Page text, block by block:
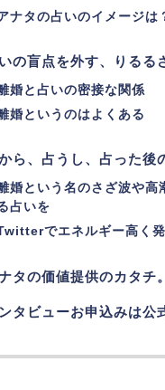
ナタの占いのイメージは
の盲点を外す、りるる
婚と占いの密接な関係
婚というのはよくある
ら、占うし、占った後
婚という名のさざ波や高
占いを
でエネルギー高く
タの価値提供のカタチ
タビューお申込みは公